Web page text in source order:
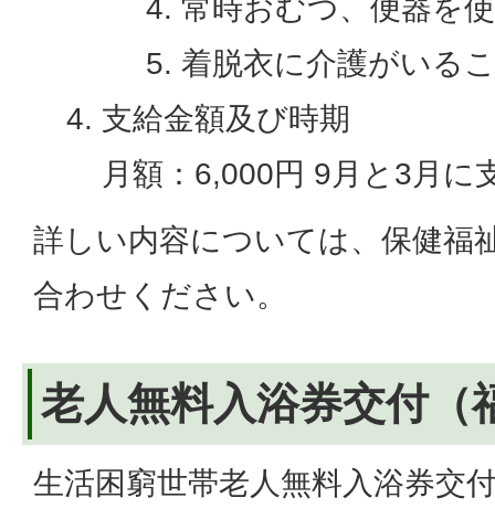
常時おむつ、便器を
着脱衣に介護がいる
支給金額及び時期
月額：6,000円 9月と3月に
詳しい内容については、保健福
合わせください。
老人無料入浴券交付（
生活困窮世帯老人無料入浴券交